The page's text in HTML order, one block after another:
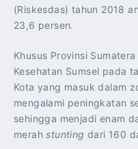
(Riskesdas) tahun 2018
23,6 persen.
Khusus Provinsi
Kesehatan Sumsel pada
Kota yang masuk dalam
mengalami peningkatan
sehingga menjadi enam
merahstunting dari 160